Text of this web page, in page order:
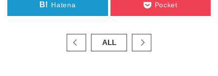
B! Hatena Pocket
ALL